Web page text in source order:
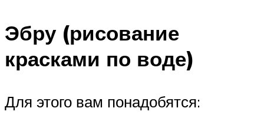
Эбру (рисование
красками по воде)
Для этого вам понадобятся: